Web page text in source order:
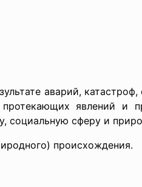
аварий,
явлений и
социальную сферу и
происхождения.